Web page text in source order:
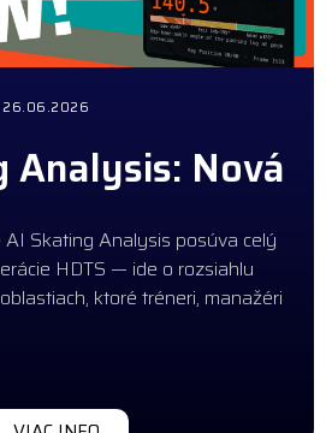
26.06.2026
Analysis: Nová
Skating Analysis posúva celý
HDTS — ide o rozsiahlu
ktoré tréneri, manažéri